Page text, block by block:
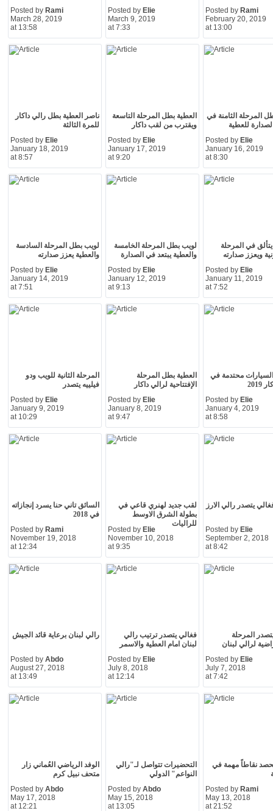
Posted by Rami
March 28, 2019
at 13:58
Posted by Elie
March 9, 2019
at 7:33
Posted by Rami
February 20, 2019
at 13:00
ناصر العطية بطل رالي داكار
للمرة الثالثة
Posted by Elie
January 18, 2019
at 8:57
العطية بطل المرحلة التاسعة
ويقترب من لقب داكار
Posted by Elie
January 17, 2019
at 9:20
المرحلة الثامنة في
للعطية
Posted by Elie
January 16, 2019
at 8:30
لويب بطل المرحلة السادسة
والعطية يعزز صدارته
Posted by Elie
January 14, 2019
at 7:51
لويب بطل المرحلة الخامسة
والعطية يبتعد في الصدارة
Posted by Elie
January 12, 2019
at 9:13
في المرحلة
ويعزز صدارته
Posted by Elie
January 11, 2019
at 7:52
المرحلة الثانية للويب ودو
فيلييه يتصدر
Posted by Elie
January 9, 2019
at 10:29
العطية بطل المرحلة
الإفتتاحية لرالي داكار
Posted by Elie
January 8, 2019
at 9:47
محتدمة في
Posted by Elie
January 4, 2019
at 8:58
السائق تاني حنا يسرد إنجازاته
في 2018
Posted by Rami
November 19, 2018
at 12:34
لقب جديد لهنري قاعي في
بطولة الشرق الاوسط
للراليات
Posted by Elie
November 10, 2018
at 9:35
يتصدر رالي الارز
Posted by Elie
September 2, 2018
at 8:42
رالي لبنان برعاية قائد الجيش
Posted by Abdo
August 27, 2018
at 13:49
فغالي يتصدر ترتيب رالي
لبنان امام العطية والاسمر
Posted by Elie
July 8, 2018
at 12:14
المرحلة
لرالي لبنان
Posted by Elie
July 7, 2018
at 7:42
الوفد الرياضي العُماني زار
متحف نبيل كرم
Posted by Abdo
May 17, 2018
at 12:21
التحضيرات تتواصل لـ"رالي
النواعم" الدولي
Posted by Abdo
May 15, 2018
at 13:05
يحصد نقاطاً مهمة في
Posted by Rami
May 13, 2018
at 21:52